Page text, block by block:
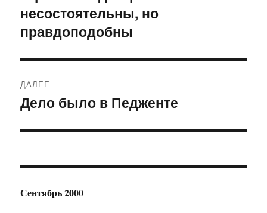
записям
запись:
несостоятельны, но
правдоподобны
ДАЛЕЕ
Следующая
Дело было в Педженте
Сентябрь 2000